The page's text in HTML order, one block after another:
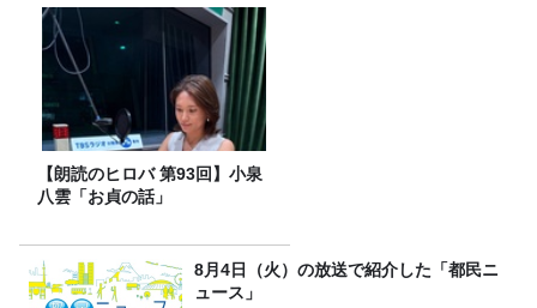
【朗読のヒロバ 第93回】小泉
八雲「お貞の話」
8月4日（火）の放送で紹介した「都民ニ
ュース」